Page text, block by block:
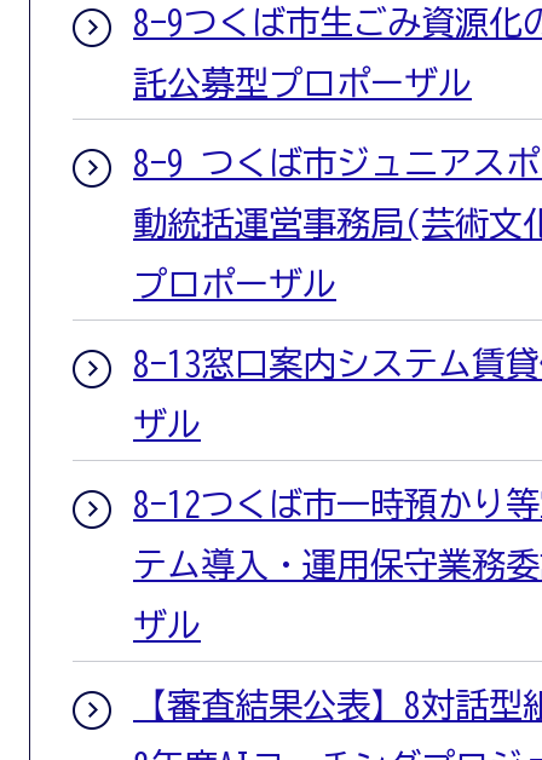
8-9つくば市生ごみ資源化
託公募型プロポーザル
8-9 つくば市ジュニアス
動統括運営事務局(芸術文
プロポーザル
8-13窓口案内システム賃
ザル
8-12つくば市一時預かり
テム導入・運用保守業務
ザル
【審査結果公表】8対話